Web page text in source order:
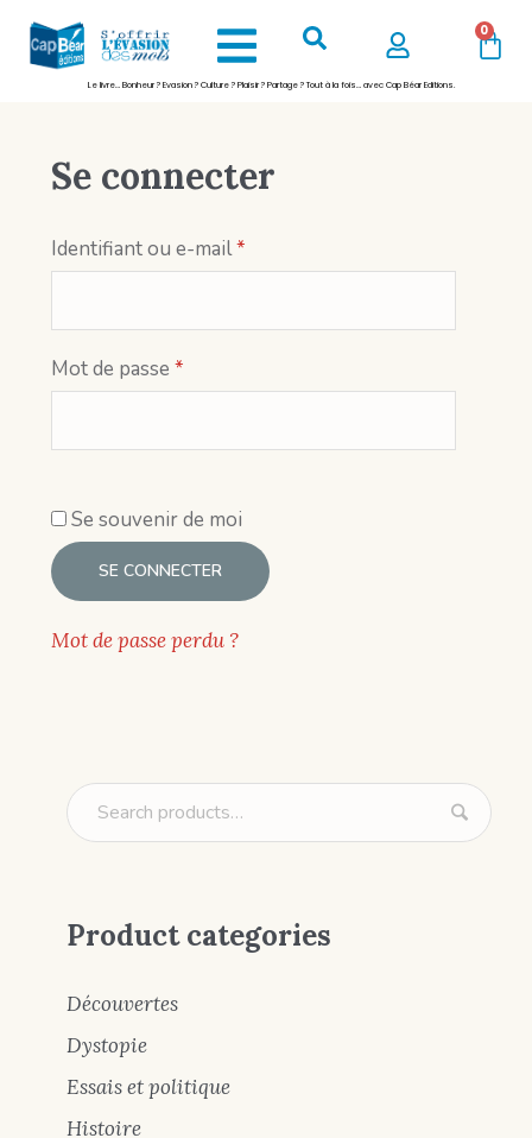
0
Le livre… Bonheur ? Evasion ? Culture ? Plaisir ? Partage ? Tout à la fois… avec Cap Béar Editions.
Se connecter
Identifiant ou e-mail*
Mot de passe *
Se souvenir de moi
SE CONNECTER
Mot de passe perdu ?
Product categories
Découvertes
Dystopie
Essais et politique
Histoire